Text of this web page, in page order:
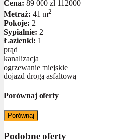
Cena: 89 000 zł 112000
Metraż: 41 m2
Pokoje: 2
Sypialnie: 2
Łazienki: 1
prąd
kanalizacja
ogrzewanie miejskie
dojazd drogą asfaltową
Porównaj oferty
Porównaj
Podobne oferty